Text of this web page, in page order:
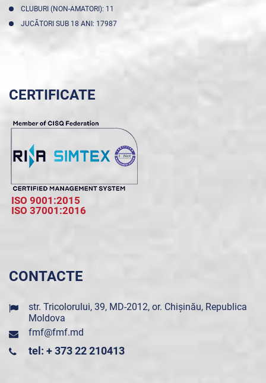
CLUBURI (NON-AMATORI): 11
JUCĂTORI SUB 18 ANI: 17987
CERTIFICATE
ISO 9001:2015
ISO 37001:2016
CONTACTE
str. Tricolorului, 39, MD-2012, or. Chișinău, Republica
Moldova
fmf@fmf.md
tel: + 373 22 210413